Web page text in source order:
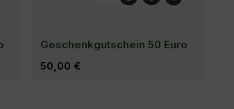
Geschenkgutschein 50 Euro
Regulärer Preis:
50,00 €